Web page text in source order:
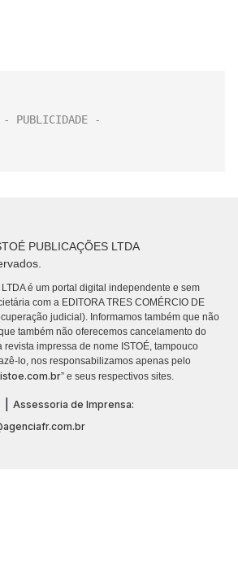
PUBLICAÇÕES LTDA
é um portal digital independente e sem
com a EDITORA TRES COMÉRCIO DE
judicial). Informamos também que não
também não oferecemos cancelamento do
impressa de nome ISTOÉ, tampouco
lo, nos responsabilizamos apenas pelo
” e seus respectivos sites.
Assessoria de Imprensa: